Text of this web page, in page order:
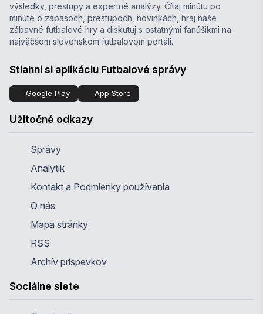
výsledky, prestupy a expertné analýzy. Čítaj minútu po
minúte o zápasoch, prestupoch, novinkách, hraj naše
zábavné futbalové hry a diskutuj s ostatnými fanúšikmi na
najväčšom slovenskom futbalovom portáli.
Stiahni si aplikáciu Futbalové správy
Google Play App Store
Užitočné odkazy
Správy
Analytik
Kontakt a Podmienky používania
O nás
Mapa stránky
RSS
Archív príspevkov
Sociálne siete